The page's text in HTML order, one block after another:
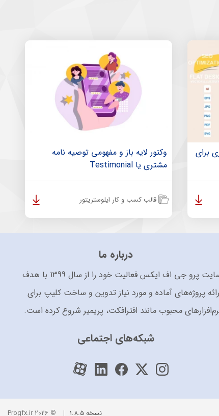
برای
وکتور لایه باز و مفهومی توصیه نامه
مشتری یا Testimonial
قالب کسب و کار ایلوستریتور
درباره ما
سایت پرو جی اف ایکس فعالیت خود را از سال 1399 با هدف
پروژه‌های آماده و مورد نیاز تدوین و ساخت کلیپ برای
محبوب مانند افترافکت، پریمیر شروع کرده است.
شبکه‌های اجتماعی
نسخه 1.8.5 © 2026 Progfx.ir